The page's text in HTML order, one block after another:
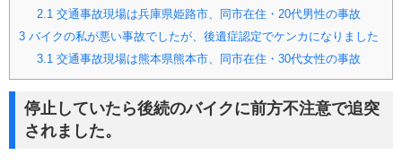
2.1交通事故現場は兵庫県姫路市、同市在住・20代男性の事故
3 バイクの私が悪い事故でしたが、後遺症認定でケンカになりました
3.1交通事故現場は熊本県熊本市、同市在住・30代女性の事故
停止していたら後続のバイクに前方不注意で追突
されました。